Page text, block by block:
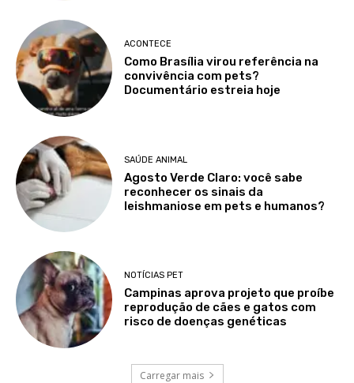
ACONTECE
Como Brasília virou referência na
convivência com pets?
Documentário estreia hoje
SAÚDE ANIMAL
Agosto Verde Claro: você sabe
reconhecer os sinais da
leishmaniose em pets e humanos?
NOTÍCIAS PET
Campinas aprova projeto que proíbe
reprodução de cães e gatos com
risco de doenças genéticas
Carregar mais